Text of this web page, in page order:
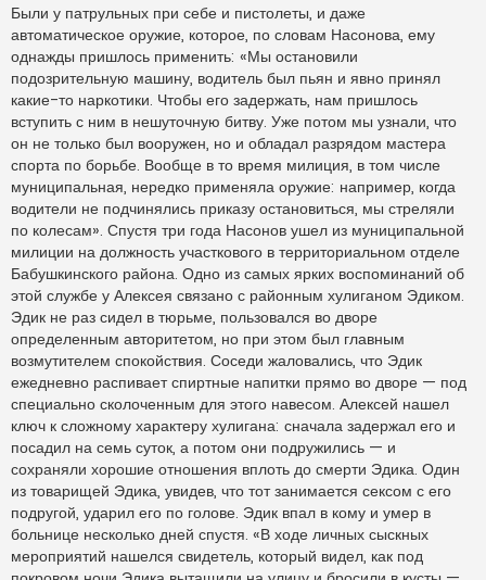
Были у патрульных при себе и пистолеты, и даже
автоматическое оружие, которое, по словам Насонова, ему
однажды пришлось применить: «Мы остановили
подозрительную машину, водитель был пьян и явно принял
какие-то наркотики. Чтобы его задержать, нам пришлось
вступить с ним в нешуточную битву. Уже потом мы узнали, что
он не только был вооружен, но и обладал разрядом мастера
спорта по борьбе. Вообще в то время милиция, в том числе
муниципальная, нередко применяла оружие: например, когда
водители не подчинялись приказу остановиться, мы стреляли
по колесам». Спустя три года Насонов ушел из муниципальной
милиции на должность участкового в территориальном отделе
Бабушкинского района. Одно из самых ярких воспоминаний об
этой службе у Алексея связано с районным хулиганом Эдиком.
Эдик не раз сидел в тюрьме, пользовался во дворе
определенным авторитетом, но при этом был главным
возмутителем спокойствия. Соседи жаловались, что Эдик
ежедневно распивает спиртные напитки прямо во дворе — под
специально сколоченным для этого навесом. Алексей нашел
ключ к сложному характеру хулигана: сначала задержал его и
посадил на семь суток, а потом они подружились — и
сохраняли хорошие отношения вплоть до смерти Эдика. Один
из товарищей Эдика, увидев, что тот занимается сексом с его
подругой, ударил его по голове. Эдик впал в кому и умер в
больнице несколько дней спустя. «В ходе личных сыскных
мероприятий нашелся свидетель, который видел, как под